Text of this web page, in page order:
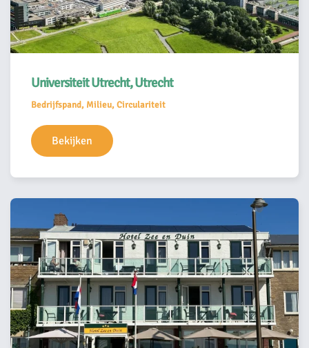
Universiteit Utrecht, Utrecht
Bedrijfspand, Milieu, Circulariteit
Bekijken